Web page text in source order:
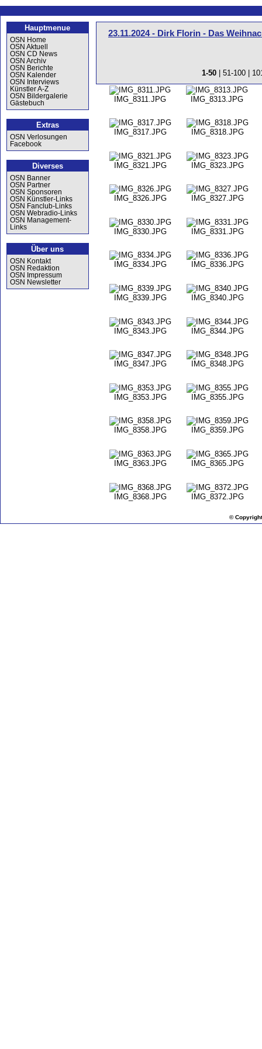
Hauptmenue
OSN Home
OSN Aktuell
OSN CD News
OSN Archiv
OSN Berichte
OSN Kalender
OSN Interviews
Künstler A-Z
OSN Bildergalerie
Gästebuch
Extras
OSN Verlosungen
Facebook
Diverses
OSN Banner
OSN Partner
OSN Sponsoren
OSN Künstler-Links
OSN Fanclub-Links
OSN Webradio-Links
OSN Management-
Links
Über uns
OSN Kontakt
OSN Redaktion
OSN Impressum
OSN Newsletter
23.11.2024 - Dirk Florin - Das
1-50 |51-100 |
IMG_8311.JPG IMG_8313.JPG
IMG_8317.JPG IMG_8318.JPG
IMG_8321.JPG IMG_8323.JPG
IMG_8326.JPG IMG_8327.JPG
IMG_8330.JPG IMG_8331.JPG
IMG_8334.JPG IMG_8336.JPG
IMG_8339.JPG IMG_8340.JPG
IMG_8343.JPG IMG_8344.JPG
IMG_8347.JPG IMG_8348.JPG
IMG_8353.JPG IMG_8355.JPG
IMG_8358.JPG IMG_8359.JPG
IMG_8363.JPG IMG_8365.JPG
IMG_8368.JPG IMG_8372.JPG
©